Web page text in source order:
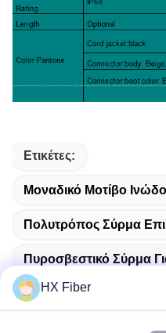
Ετικέτες:
Μοναδικό Μοτίβο
Πολυτρόπος Σύρμα
Πυροσβεστικό Σύρμα
HX Fiber